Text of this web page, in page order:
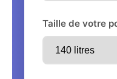
Taille de votre